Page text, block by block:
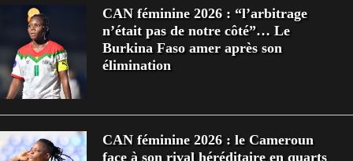
CAN féminine 2026 : “l’arbitrage
n’était pas de notre côté”… Le
Burkina Faso amer après son
élimination
CAN féminine 2026 : le Cameroun
face à son rival héréditaire en quarts